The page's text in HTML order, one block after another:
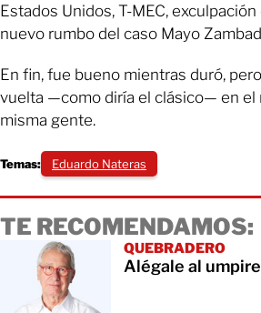
Estados Unidos, T-MEC,
nuevo rumbo del caso Mayo
En fin, fue bueno mientras duró,
vuelta ­—como diría el clásico— en el
misma gente.
Temas: Eduardo Nateras
TE RECOMENDAMOS:
QUEBRADERO
Alégale al umpire